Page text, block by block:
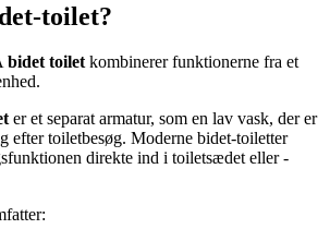
toilet?
bidet toiletkombinerer funktionerne fra et
er et separat armatur, som en lav vask, der er
efter toiletbesøg. Moderne bidet-toiletter
direkte ind i toiletsædet eller -